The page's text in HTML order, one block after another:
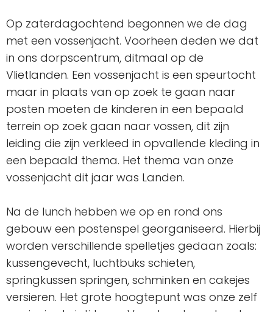
Op zaterdagochtend begonnen we de dag
met een vossenjacht. Voorheen deden we dat
in ons dorpscentrum, ditmaal op de
Vlietlanden. Een vossenjacht is een speurtocht
maar in plaats van op zoek te gaan naar
posten moeten de kinderen in een bepaald
terrein op zoek gaan naar vossen, dit zijn
leiding die zijn verkleed in opvallende kleding in
een bepaald thema. Het thema van onze
vossenjacht dit jaar was Landen.
Na de lunch hebben we op en rond ons
gebouw een postenspel georganiseerd. Hierbij
worden verschillende spelletjes gedaan zoals:
kussengevecht, luchtbuks schieten,
springkussen springen, schminken en cakejes
versieren. Het grote hoogtepunt was onze zelf